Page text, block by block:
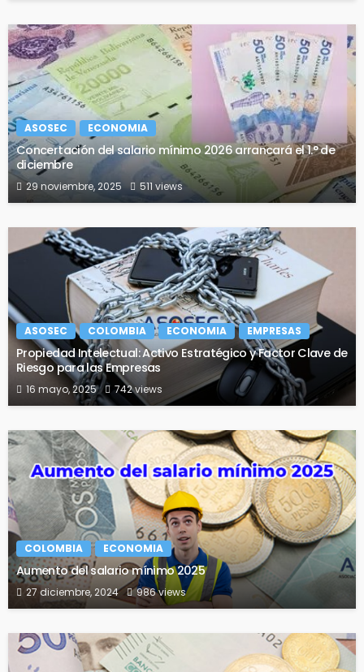
ASOSEC ECONOMIA
Concertación del salario mínimo 2026 arrancará el 1.° de
diciembre
29 noviembre, 2025 511 views
ASOSEC COLOMBIA ECONOMIA EMPRESAS
Propiedad Intelectual: Activo Estratégico y Factor Clave de
Riesgo para las Empresas
16 mayo, 2025 742 views
COLOMBIA ECONOMIA
Aumento del salario mínimo 2025
27 diciembre, 2024 986 views